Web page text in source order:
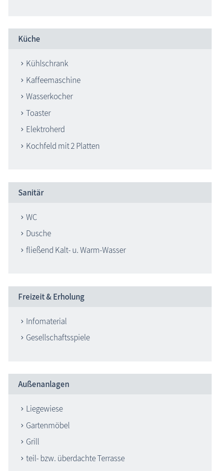
Küche
Kühlschrank
Kaffeemaschine
Wasserkocher
Toaster
Elektroherd
Kochfeld mit 2 Platten
Sanitär
WC
Dusche
fließend Kalt- u. Warm-Wasser
Freizeit & Erholung
Infomaterial
Gesellschaftsspiele
Außenanlagen
Liegewiese
Gartenmöbel
Grill
teil- bzw. überdachte Terrasse